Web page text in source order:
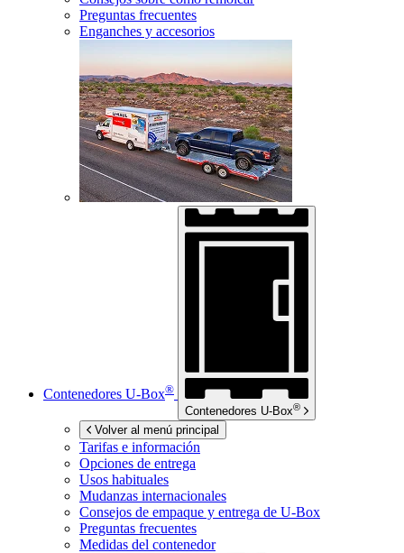
Preguntas frecuentes
Enganches y accesorios
Contenedores U-Box®
Contenedores U-Box®
Volver al menú principal
Tarifas e información
Opciones de entrega
Usos habituales
Mudanzas internacionales
Consejos de empaque y entrega de U-Box
Preguntas frecuentes
Medidas del contenedor